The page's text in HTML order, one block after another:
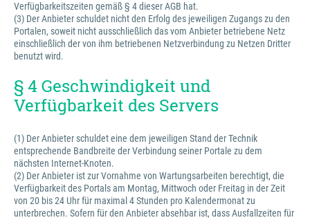
Verfügbarkeitszeiten gemäß § 4 dieser AGB hat.
(3) Der Anbieter schuldet nicht den Erfolg des jeweiligen Zugangs zu den
Portalen, soweit nicht ausschließlich das vom Anbieter betriebene Netz
einschließlich der von ihm betriebenen Netzverbindung zu Netzen Dritter
benutzt wird.
§ 4 Geschwindigkeit und
Verfügbarkeit des Servers
(1) Der Anbieter schuldet eine dem jeweiligen Stand der Technik
entsprechende Bandbreite der Verbindung seiner Portale zu dem
nächsten Internet-Knoten.
(2) Der Anbieter ist zur Vornahme von Wartungsarbeiten berechtigt, die
Verfügbarkeit des Portals am Montag, Mittwoch oder Freitag in der Zeit
von 20 bis 24 Uhr für maximal 4 Stunden pro Kalendermonat zu
unterbrechen. Sofern für den Anbieter absehbar ist, dass Ausfallzeiten für